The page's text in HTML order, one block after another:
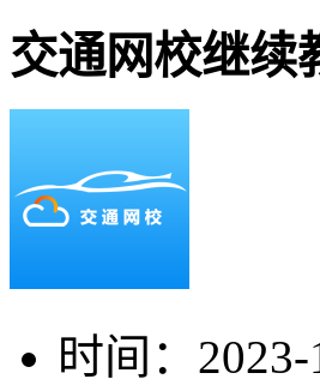
交通网校继续
时间：